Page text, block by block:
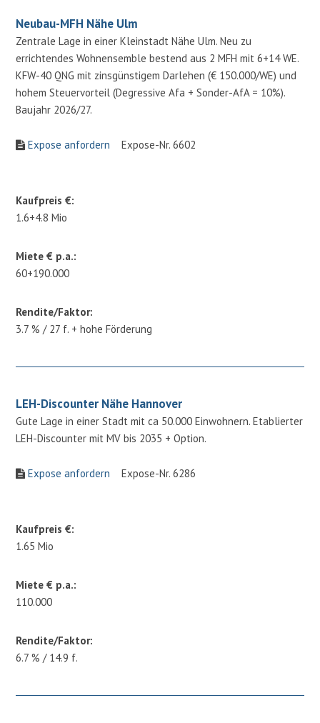
Neubau-MFH Nähe Ulm
Zentrale Lage in einer Kleinstadt Nähe Ulm. Neu zu
errichtendes Wohnensemble bestend aus 2 MFH mit 6+14 WE.
KFW-40 QNG mit zinsgünstigem Darlehen (€ 150.000/WE) und
hohem Steuervorteil (Degressive Afa + Sonder-AfA = 10%).
Baujahr 2026/27.
Expose anfordern Expose-Nr. 6602
Kaufpreis €:
1.6+4.8 Mio
Miete € p.a.:
60+190.000
Rendite/Faktor:
3.7 % / 27 f. + hohe Förderung
LEH-Discounter Nähe Hannover
Gute Lage in einer Stadt mit ca 50.000 Einwohnern. Etablierter
LEH-Discounter mit MV bis 2035 + Option.
Expose anfordern Expose-Nr. 6286
Kaufpreis €:
1.65 Mio
Miete € p.a.:
110.000
Rendite/Faktor:
6.7 % / 14.9 f.